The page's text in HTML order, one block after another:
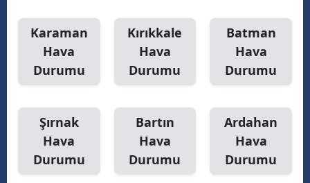
Karaman
Hava
Durumu
Kırıkkale
Hava
Durumu
Batman
Hava
Durumu
Şırnak
Hava
Durumu
Bartın
Hava
Durumu
Ardahan
Hava
Durumu